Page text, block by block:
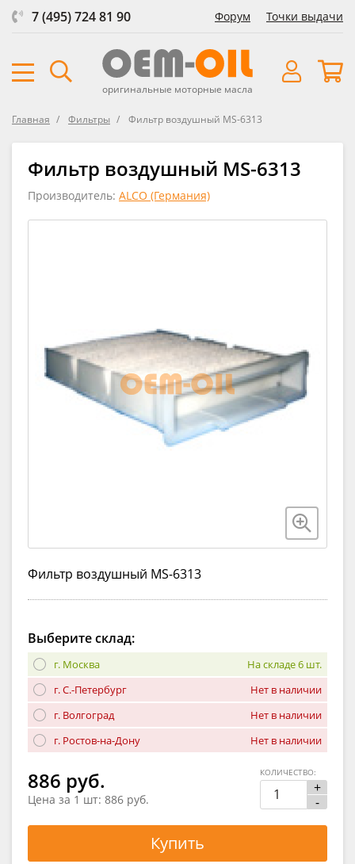
7 (495) 724 81 90 Форум Точки выдачи
оригинальные моторные масла
Главная Фильтры Фильтр воздушный MS-6313
Фильтр воздушный MS-6313
Производитель: ALCO (Германия)
Фильтр воздушный MS-6313
Выберите склад:
г. Москва
На складе 6 шт.
г. С.-Петербург
Нет в наличии
г. Волгоград
Нет в наличии
г. Ростов-на-Дону
Нет в наличии
886 руб.
Цена за 1 шт: 886 руб.
+
-
КОЛИЧЕСТВО:
Купить